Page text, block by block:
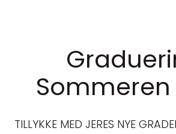
Sommeren
TILLYKKE MED JERES NYE